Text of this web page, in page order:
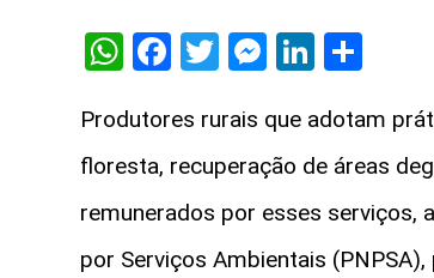
WhatsApp
Facebook
Twitter
Messenger
LinkedIn
Produtores rurais que adotam
floresta, recuperação de áreas
remunerados por esses serviços,
por Serviços Ambientais